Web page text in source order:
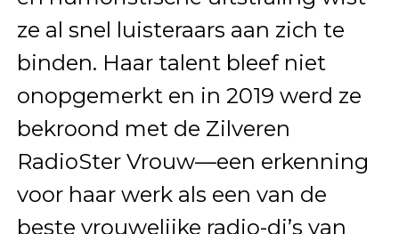
ze al snel luisteraars aan zich te
binden. Haar talent bleef niet
onopgemerkt en in 2019 werd ze
bekroond met de Zilveren
RadioSter Vrouw—een erkenning
voor haar werk als een van de
beste vrouwelijke radio-dj’s van